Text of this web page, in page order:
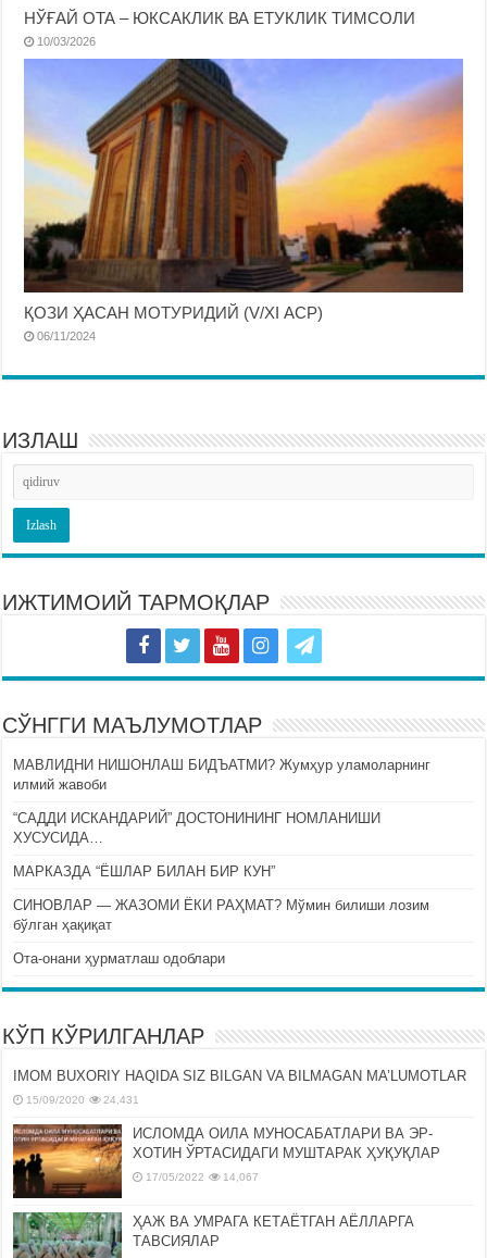
НЎҒАЙ ОТА – ЮКСАКЛИК ВА ЕТУКЛИК ТИМСОЛИ
10/03/2026
ҚОЗИ ҲАСАН МОТУРИДИЙ (V/XI АСР)
06/11/2024
ИЗЛАШ
ИЖТИМОИЙ ТАРМОҚЛАР
СЎНГГИ МАЪЛУМОТЛАР
МАВЛИДНИ НИШОНЛАШ БИДЪАТМИ? Жумҳур уламоларнинг
илмий жавоби
“САДДИ ИСКАНДАРИЙ” ДОСТОНИНИНГ НОМЛАНИШИ
ХУСУСИДА…
МАРКАЗДА “ЁШЛАР БИЛАН БИР КУН”
СИНОВЛАР — ЖАЗОМИ ЁКИ РАҲМАТ? Мўмин билиши лозим
бўлган ҳақиқат
Ота-онани ҳурматлаш одоблари
КЎП КЎРИЛГАНЛАР
IMOM BUXORIY HAQIDA SIZ BILGAN VA BILMAGAN MA’LUMOTLAR
15/09/2020 24,431
ИСЛОМДА ОИЛА МУНОСАБАТЛАРИ ВА ЭР-
ХОТИН ЎРТАСИДАГИ МУШТАРАК ҲУҚУҚЛАР
17/05/2022 14,067
ҲАЖ ВА УМРАГА КЕТАЁТГАН АЁЛЛАРГА
ТАВСИЯЛАР